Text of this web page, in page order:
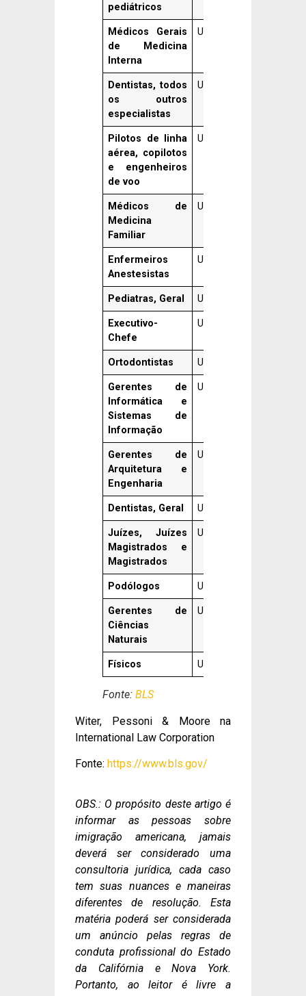
pediátricos
Médicos Gerais
de Medicina
Interna
US$ 214.460
Dentistas, todos
os outros
especialistas
US$ 212.740
Pilotos de linha
aérea, copilotos
e engenheiros
de voo
US$ 211.790
Médicos de
Medicina
Familiar
US$ 211.300
Enfermeiros
Anestesistas
US$ 203.090
Pediatras, Geral US$ 190.350
Executivo-
Chefe
US$ 189.520
Ortodontistas US$ 174.360
Gerentes de
Informática e
Sistemas de
Informação
US$ 164.070
Gerentes de
Arquitetura e
Engenharia
US$ 159.920
Dentistas, Geral US$ 155.040
Juízes, Juízes
Magistrados e
Magistrados
US$ 151.030
Podólogos US$ 148.720
Gerentes de
Ciências
Naturais
US$ 144.440
Físicos US$ 142.850
Fonte: BLS
Witer, Pessoni & Moore na
International Law Corporation
Fonte: https://www.bls.gov/
OBS.: O propósito deste artigo é
informar as pessoas sobre
imigração americana, jamais
deverá ser considerado uma
consultoria jurídica, cada caso
tem suas nuances e maneiras
diferentes de resolução. Esta
matéria poderá ser considerada
um anúncio pelas regras de
conduta profissional do Estado
da Califórnia e Nova York.
Portanto, ao leitor é livre a